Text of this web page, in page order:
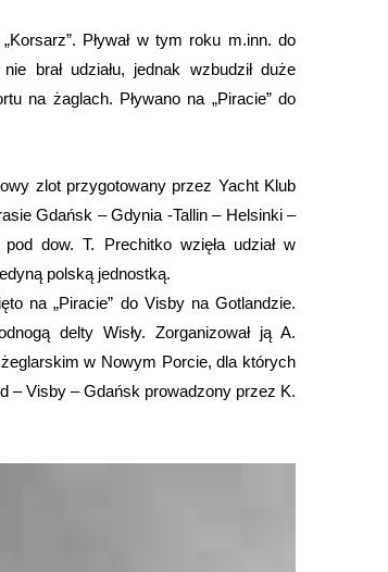
Pływał w tym roku m.inn. do
brał udziału, jednak wzbudził duże
na żaglach. Pływano na „Piracie” do
zlot przygotowany przez Yacht Klub
Gdańsk – Gdynia -Tallin – Helsinki –
dow. T. Prechitko wzięła udział w
polską jednostką.
na „Piracie” do Visby na Gotlandzie.
delty Wisły. Zorganizował ją A.
w Nowym Porcie, dla których
– Visby – Gdańsk prowadzony przez K.